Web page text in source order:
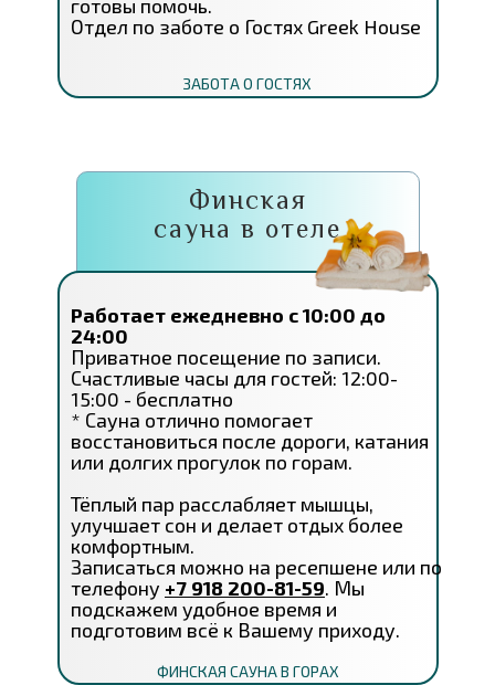
готовы помочь.
Отдел по заботе о Гостях Greek House
Финская
сауна в отеле
Работает ежедневно с 10:00 до
24:00
Приватное посещение по записи.
Счастливые часы для гостей: 12:00-
15:00 - бесплатно
* Сауна отлично помогает
восстановиться после дороги, катания
или долгих прогулок по горам.
Тёплый пар расслабляет мышцы,
улучшает сон и делает отдых более
комфортным.
Записаться можно на ресепшене или по
телефону +7 918 200-81-59. Мы
подскажем удобное время и
подготовим всё к Вашему приходу.
ФИНСКАЯ САУНА В ГОРАХ
ЗАБОТА О ГОСТЯХ